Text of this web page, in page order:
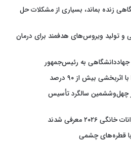
زنده بماند، بسیاری از مشکلات حل
و تولید ویروس‌های هدفمند برای درمان
به رئیس‌جمهور
بیش از ۹۰ درصد
در چهل‌وششمین سالگرد تأسیس
معرفی شدند
با قطره‌های چشمی